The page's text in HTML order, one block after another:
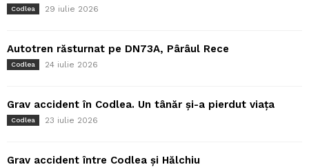
Codlea 29 iulie 2026
Autotren răsturnat pe DN73A, Pârâul Rece
Codlea 24 iulie 2026
Grav accident în Codlea. Un tânăr și-a pierdut viața
Codlea 23 iulie 2026
Grav accident între Codlea și Hălchiu